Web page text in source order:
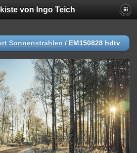
von Ingo Teich
Sonnenstrahlen / EM150828 hdtv